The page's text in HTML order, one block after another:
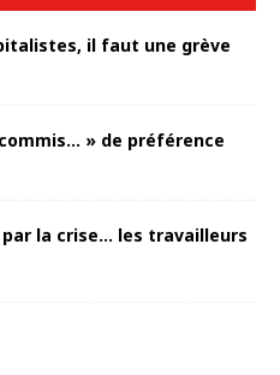
il faut une grève
» de préférence
la crise… les travailleurs